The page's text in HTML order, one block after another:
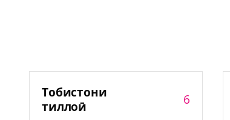
Тобистони
тиллоӣ
6